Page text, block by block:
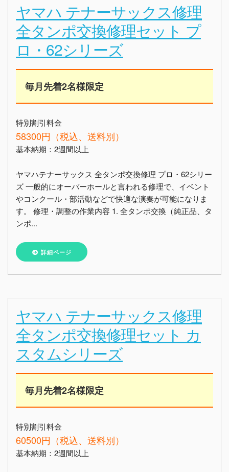
ヤマハ テナーサックス修理
全タンポ交換修理セット プ
ロ・62シリーズ
毎月先着2名様限定
特別割引料金
58300円（税込、送料別）
基本納期：2週間以上
ヤマハテナーサックス 全タンポ交換修理 プロ・62シリー
ズ 一般的にオーバーホールと言われる修理で、イベント
やコンクール・部活動などで快適な演奏が可能になりま
す。 修理・調整の作業内容 1. 全タンポ交換（純正品、タ
ンポ...
詳細ページ
ヤマハ テナーサックス修理
全タンポ交換修理セット カ
スタムシリーズ
毎月先着2名様限定
特別割引料金
60500円（税込、送料別）
基本納期：2週間以上